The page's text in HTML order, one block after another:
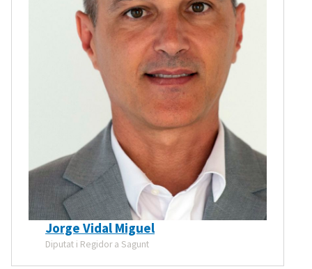
Jorge Vidal Miguel
Diputat i Regidor a Sagunt